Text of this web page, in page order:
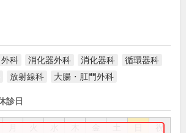
外科 消化器外科 消化器科
循環器科
放射線科 大腸・肛門外科
診日
祝